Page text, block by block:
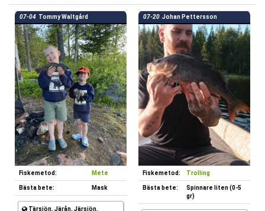
07-04 Tommy Waltgård
Fiskemetod: Mete
Bästa bete: Mask
Tärsjön, Järån, Järsjön,
07-20 Johan Pettersson
Fiskemetod: Trolling
Bästa bete:
Spinnare liten (0-5
gr)